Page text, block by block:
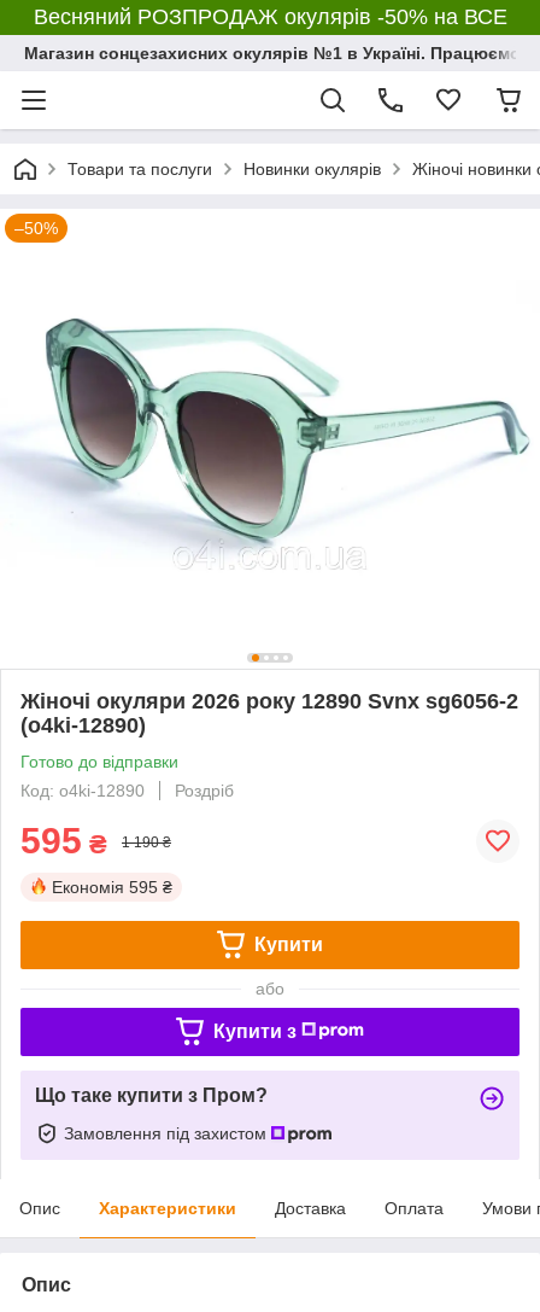
Весняний РОЗПРОДАЖ окулярів -50% на ВСЕ
Магазин сонцезахисних окулярів №1 в Україні. Працюємо з
Товари та послуги Новинки окулярів Жіночі новинки
–50%
Жіночі окуляри 2026 року 12890 Svnx sg6056-2
(o4ki-12890)
Готово до відправки
Код: o4ki-12890
Роздріб
595 ₴ 1 190 ₴
Економія 595 ₴
Купити
або
Купити з
Що таке купити з Пром?
Замовлення під захистом
Опис Характеристики Доставка Оплата Умови
Опис